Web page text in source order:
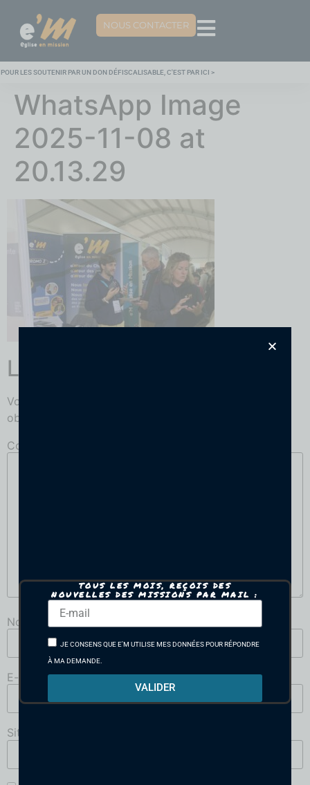
NOUS CONTACTER
POUR LES SOUTENIR PAR UN DON DÉFISCALISABLE, C'EST PAR ICI >
WhatsApp Image
2025-11-08 at
20.13.29
Laisser un commentaire
Votre adresse e-mail ne sera pas publiée.
obligatoires sont indiqués avec
Commentaire
Nom
E-mail *
Site web
TOUS LES MOIS, REÇOIS DES
NOUVELLES DES MISSIONS PAR MAIL :
JE CONSENS QUE E'M UTILISE MES DONNÉES POUR RÉPONDRE
À MA DEMANDE.
VALIDER